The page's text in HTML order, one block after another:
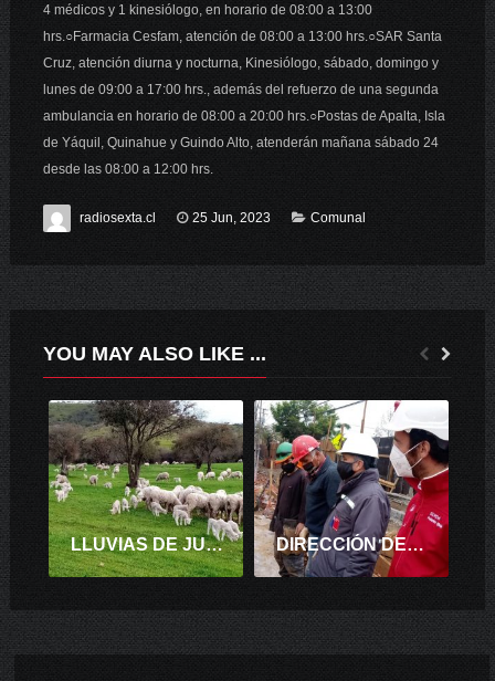
4 médicos y 1 kinesiólogo, en horario de 08:00 a 13:00
hrs.○Farmacia Cesfam, atención de 08:00 a 13:00 hrs.○SAR Santa
Cruz, atención diurna y nocturna, Kinesiólogo, sábado, domingo y
lunes de 09:00 a 17:00 hrs., además del refuerzo de una segunda
ambulancia en horario de 08:00 a 20:00 hrs.○Postas de Apalta, Isla
de Yáquil, Quinahue y Guindo Alto, atenderán mañana sábado 24
desde las 08:00 a 12:00 hrs.
radiosexta.cl 25 Jun, 2023 Comunal
YOU MAY ALSO LIKE ...
LLUVIAS DE JUNIO Y JULIO DAN NUEVA VIDA AL CORDERO DEL SECANO DE LA REGIÓN DE O’HIGGINS. DIRECCIÓN DEL TRABAJO FISCALIZÓ MEDIDAS SANITARIAS CONTRA EL CORONAVIRUS EN PROYECTO INMOBILIARIO EN MACHALÍ